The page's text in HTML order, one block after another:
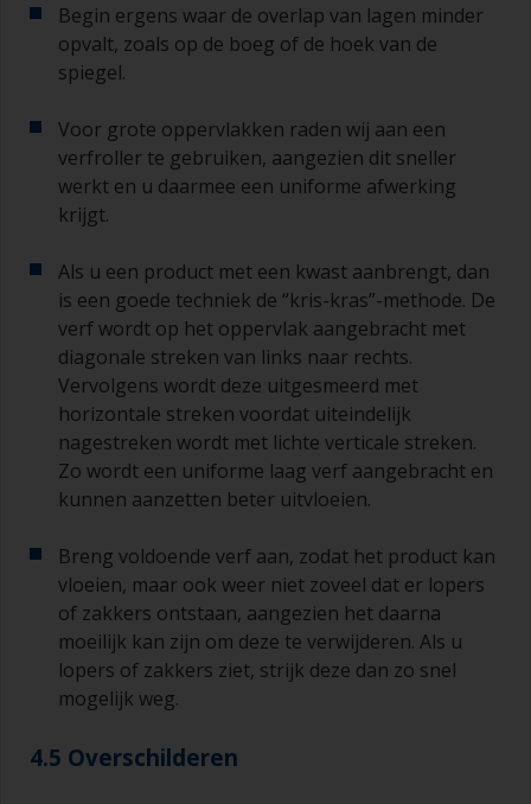
Begin ergens waar de overlap van lagen minder
opvalt, zoals op de boeg of de hoek van de
spiegel.
Voor grote oppervlakken raden wij aan een
verfroller te gebruiken, aangezien dit sneller
werkt en u daarmee een uniforme afwerking
krijgt.
Als u een product met een kwast aanbrengt, dan
is een goede techniek de “kris-kras”-methode. De
verf wordt op het oppervlak aangebracht met
diagonale streken van links naar rechts.
Vervolgens wordt deze uitgesmeerd met
horizontale streken voordat uiteindelijk
nagestreken wordt met lichte verticale streken.
Zo wordt een uniforme laag verf aangebracht en
kunnen aanzetten beter uitvloeien.
Breng voldoende verf aan, zodat het product kan
vloeien, maar ook weer niet zoveel dat er lopers
of zakkers ontstaan, aangezien het daarna
moeilijk kan zijn om deze te verwijderen. Als u
lopers of zakkers ziet, strijk deze dan zo snel
mogelijk weg.
4.5 Overschilderen